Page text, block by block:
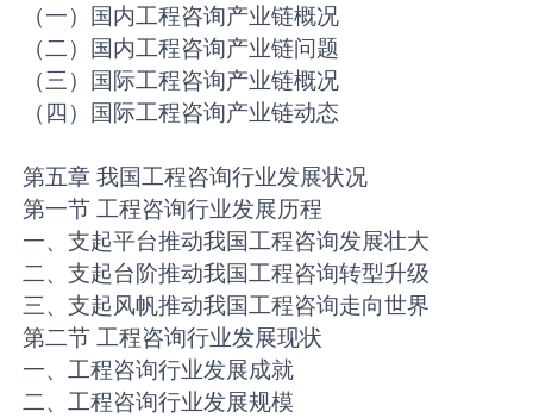
（一）国内工程咨询产业链概况
（二）国内工程咨询产业链问题
（三）国际工程咨询产业链概况
（四）国际工程咨询产业链动态
第五章 我国工程咨询行业发展状况
第一节 工程咨询行业发展历程
一、支起平台推动我国工程咨询发展壮大
二、支起台阶推动我国工程咨询转型升级
三、支起风帆推动我国工程咨询走向世界
第二节 工程咨询行业发展现状
一、工程咨询行业发展成就
二、工程咨询行业发展规模